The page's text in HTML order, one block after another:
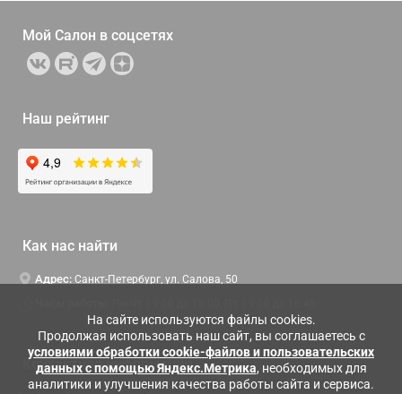
На сайте используются файлы cookies.
Продолжая использовать наш сайт, вы соглашаетесь с
условиями обработки cookie-файлов и пользовательских
данных с помощью Яндекс.Метрика, необходимых для
аналитики и улучшения качества работы сайта и сервиса.
Мой Салон в соцсетях
Наш рейтинг
Как нас найти
Адрес: Санкт-Петербург, ул. Салова, 50
Контактная информация